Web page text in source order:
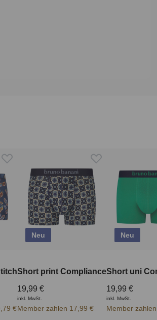
€
Neu
Short print Compliance
19,99 €
inkl. MwSt.
Member zahlen 17,99 €
Neu
Short uni
19,99 €
inkl. MwSt.
Member